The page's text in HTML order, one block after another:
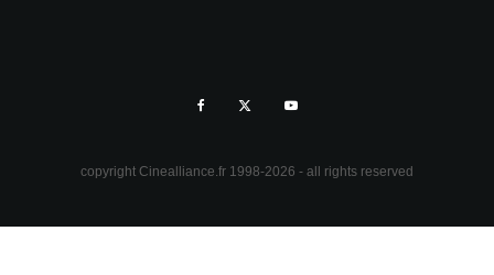
copyright Cinealliance.fr 1998-2026 - all rights reserved